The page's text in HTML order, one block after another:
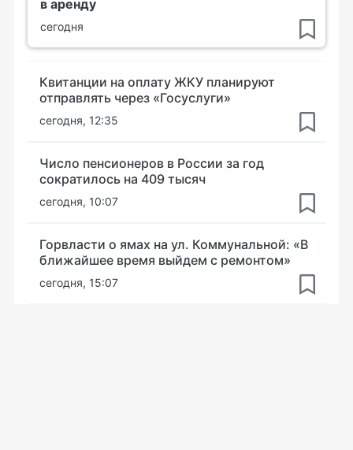
в аренду
сегодня
Квитанции на оплату ЖКУ планируют
отправлять через «Госуслуги»
сегодня, 12:35
Число пенсионеров в России за год
сократилось на 409 тысяч
сегодня, 10:07
Горвласти о ямах на ул. Коммунальной: «В
ближайшее время выйдем с ремонтом»
сегодня, 15:07